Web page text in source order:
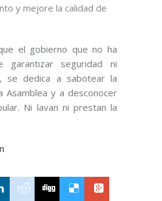
y mejore la calidad de
el gobierno que no ha
garantizar seguridad ni
se dedica a sabotear la
Asamblea y a desconocer
Ni lavan ni prestan la